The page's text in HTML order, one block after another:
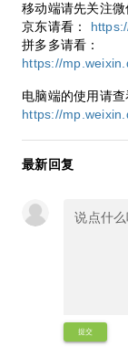
移动端请先关注
京东请看：
拼多多请看：
https://
电脑端的使用请查
https://
最新回复
提交